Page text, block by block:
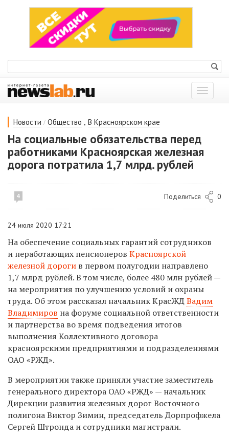
Показать
меню
Новости / Общество , В Красноярском крае
На социальные обязательства перед
работниками Красноярская железная
дорога потратила 1,7 млрд. рублей
4 Поделиться 0
24 июля 2020 17:21
На обеспечение социальных гарантий сотрудников
и неработающих пенсионеров Красноярской
железной дороги в первом полугодии направлено
1,7 млрд рублей. В том числе, более 480 млн рублей —
на мероприятия по улучшению условий и охраны
труда. Об этом рассказал начальник КрасЖДВадим
Владимиров на форуме социальной ответственности
и партнерства во время подведения итогов
выполнения Коллективного договора
красноярскими предприятиями и подразделениями
ОАО «РЖД».
В мероприятии также приняли участие заместитель
генерального директора ОАО «РЖД» — начальник
Дирекции развития железных дорог Восточного
полигона Виктор Зимин, председатель Дорпрофжела
Сергей Штронда и сотрудники магистрали.